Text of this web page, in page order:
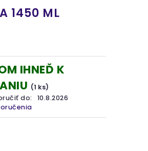
1450 ML
IHNEĎ K
(1 ks)
do:
10.8.2026